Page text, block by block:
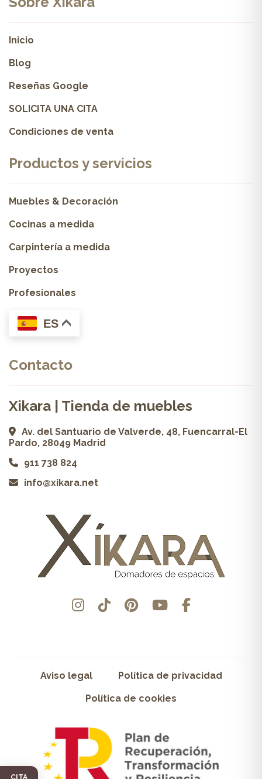
CITA
Inicio
Blog
Reseñas Google
SOLICITA UNA CITA
Condiciones de venta
Productos y servicios
Muebles & Decoración
Cocinas a medida
Carpintería a medida
Proyectos
Profesionales
ES
Contacto
Xikara | Tienda de muebles
Av. del Santuario de Valverde, 48, Fuencarral-El
Pardo, 28049 Madrid
911 738 824
info@xikara.net
Aviso legal Política de privacidad
Política de cookies